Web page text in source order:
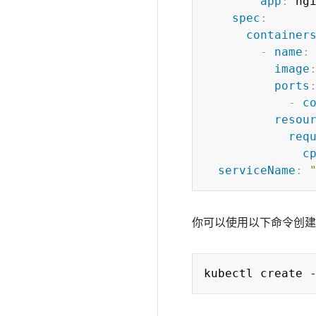
spec :
containers
-
name :
image :
ports :
-
serviceName :
你可以使用以下命令创